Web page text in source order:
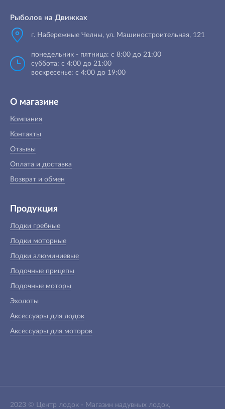
Рыболов на Движках
г. Набережные Челны, ул. Машиностроительная, 121
понедельник - пятница: с 8:00 до 21:00
суббота: с 4:00 до 21:00
воскресенье: с 4:00 до 19:00
О магазине
Компания
Контакты
Отзывы
Оплата и доставка
Возврат и обмен
Продукция
Лодки гребные
Лодки моторные
Лодки алюминиевые
Лодочные прицепы
Лодочные моторы
Эхолоты
Аксессуары для лодок
Аксессуары для моторов
2023 © Центр лодок - Магазин надувных лодок,